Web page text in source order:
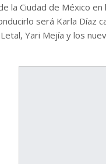
la Ciudad de México
será Karla Díaz
Letal, Yari Mejía y los